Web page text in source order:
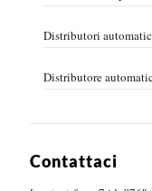
Distributori
Distributore
Contattaci